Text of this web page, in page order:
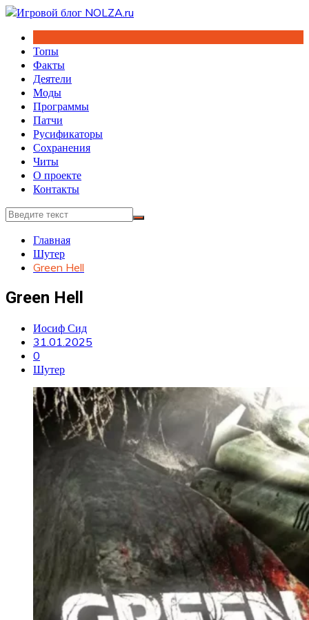
Перейти
содержимому
Топы
Факты
Деятели
Моды
Программы
Патчи
Русификаторы
Сохранения
Читы
О проекте
Контакты
Главная
Шутер
Green Hell
Green Hell
Иосиф Сид
31.01.2025
0
Шутер